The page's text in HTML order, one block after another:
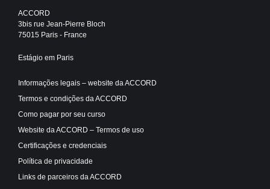
ACCORD
3bis rue Jean-Pierre Bloch
75015 Paris - France
Estágio em Paris
Informações legais – website da ACCORD
Termos e condições da ACCORD
Como pagar por seu curso
Website da ACCORD – Termos de uso
Certificações e credenciais
Política de privacidade
Links de parceiros da ACCORD